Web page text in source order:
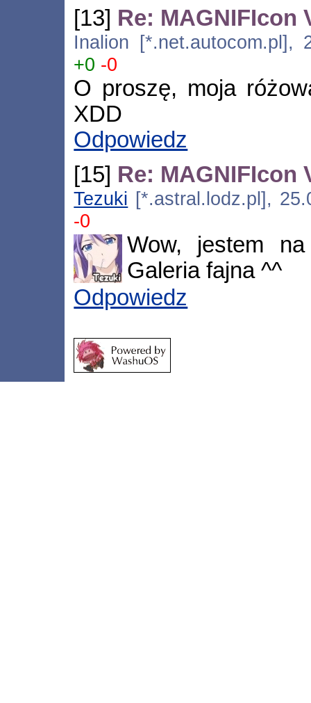
[13] Re: MAGNIFIcon
Inalion [*.net.autocom.pl],
+0 -0
O proszę, moja
XDD
Odpowiedz
[15] Re: MAGNIFIcon
Tezuki [*.astral.lodz.pl],
-0
Wow, jestem
Galeria fajna ^^
Odpowiedz